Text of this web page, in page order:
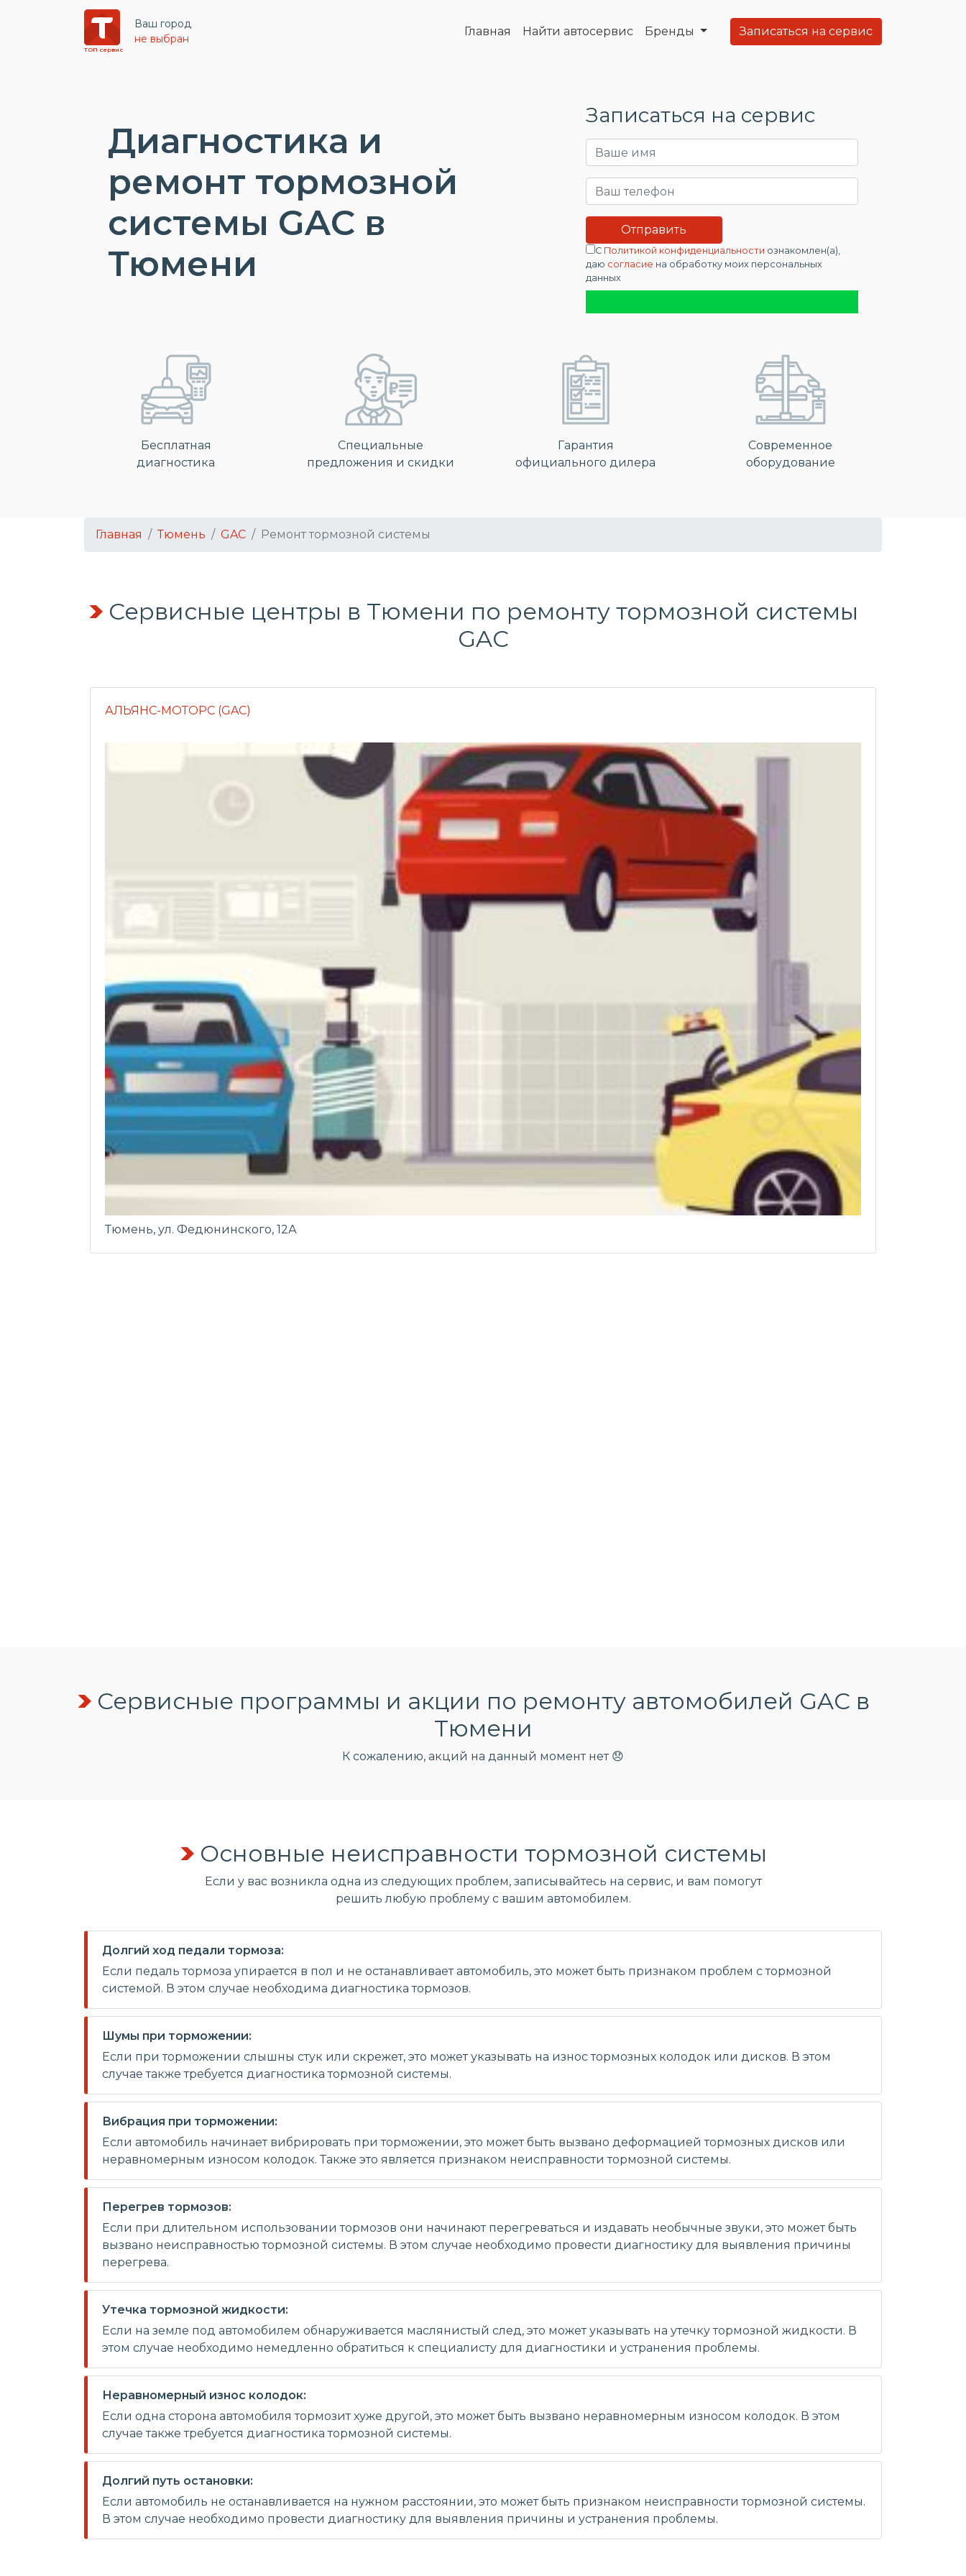
ТОП сервис
Ваш город
не выбран
Главная Найти автосервис Бренды Записаться на сервис
Диагностика и
ремонт тормозной
системы GAC в
Тюмени
Записаться на сервис
С Политикой конфиденциальности ознакомлен(а),
даю согласие на обработку моих персональных
данных
Бесплатная
диагностика
Специальные
предложения и скидки
Гарантия
официального дилера
Современное
оборудование
Главная Тюмень GAC Ремонт тормозной системы
Сервисные центры в Тюмени по ремонту тормозной системы
GAC
АЛЬЯНС-МОТОРС (GAC)
Тюмень, ул. Федюнинского, 12А
Сервисные программы и акции по ремонту автомобилей GAC в
Тюмени
К сожалению, акций на данный момент нет 😞
Основные неисправности тормозной системы
Если у вас возникла одна из следующих проблем, записывайтесь на сервис, и вам помогут
решить любую проблему с вашим автомобилем.
Долгий ход педали тормоза:
Если педаль тормоза упирается в пол и не останавливает автомобиль, это может быть признаком проблем с тормозной
системой. В этом случае необходима диагностика тормозов.
Шумы при торможении:
Если при торможении слышны стук или скрежет, это может указывать на износ тормозных колодок или дисков. В этом
случае также требуется диагностика тормозной системы.
Вибрация при торможении:
Если автомобиль начинает вибрировать при торможении, это может быть вызвано деформацией тормозных дисков или
неравномерным износом колодок. Также это является признаком неисправности тормозной системы.
Перегрев тормозов:
Если при длительном использовании тормозов они начинают перегреваться и издавать необычные звуки, это может быть
вызвано неисправностью тормозной системы. В этом случае необходимо провести диагностику для выявления причины
перегрева.
Утечка тормозной жидкости:
Если на земле под автомобилем обнаруживается маслянистый след, это может указывать на утечку тормозной жидкости. В
этом случае необходимо немедленно обратиться к специалисту для диагностики и устранения проблемы.
Неравномерный износ колодок:
Если одна сторона автомобиля тормозит хуже другой, это может быть вызвано неравномерным износом колодок. В этом
случае также требуется диагностика тормозной системы.
Долгий путь остановки:
Если автомобиль не останавливается на нужном расстоянии, это может быть признаком неисправности тормозной системы.
В этом случае необходимо провести диагностику для выявления причины и устранения проблемы.